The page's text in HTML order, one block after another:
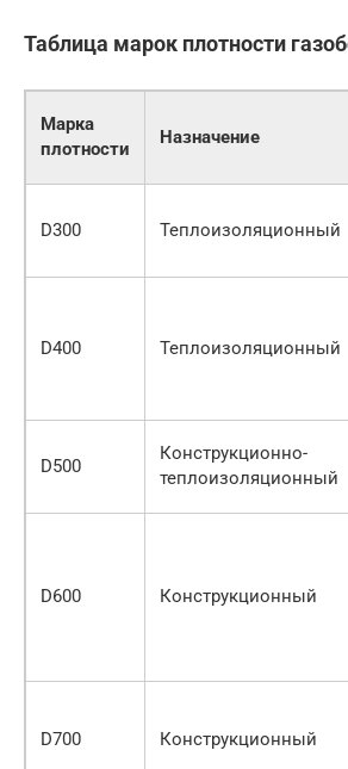
Таблица марок плотности
Марка
плотности
Назначение
D300 Теплоизоляционный
D400 Теплоизоляционный
D500
Конструкционно-
теплоизоляционный
D600 Конструкционный
D700 Конструкционный